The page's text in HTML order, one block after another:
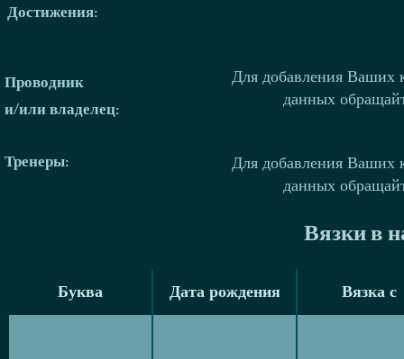
Достижения:
Проводник
и/или владелец:
Для добавления Ваших
данных
Тренеры:
Для добавления Ваших
данных
Вязки в
Буква Дата рождения Вязка с
Буква Дата рождения Вязка с